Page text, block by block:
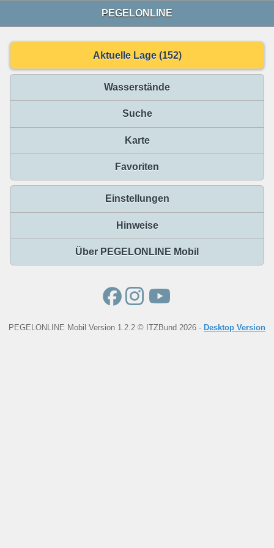
PEGELONLINE
Aktuelle Lage (152)
Wasserstände
Suche
Karte
Favoriten
Einstellungen
Hinweise
Über PEGELONLINE Mobil
PEGELONLINE Mobil Version 1.2.2 © ITZBund 2026 - Desktop Version